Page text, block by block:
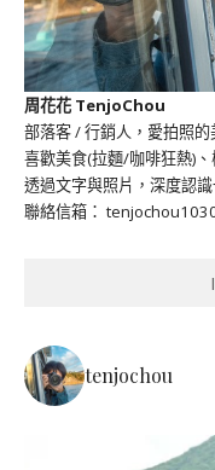
周花花 TenjoChou
部落客 / 行銷人，愛拍照的
喜歡美食(拉麵/咖啡狂熱)
透過文字與照片，深度認
聯絡信箱：
tenjochou